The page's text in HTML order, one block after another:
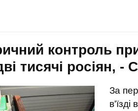
контроль
тисячі росіян, -
За